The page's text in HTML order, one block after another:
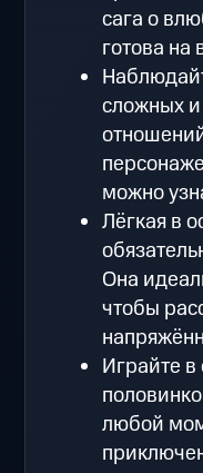
сага о
готова на
сложных
можно
Лёгкая в
Она
чтобы
Играйте в
любой